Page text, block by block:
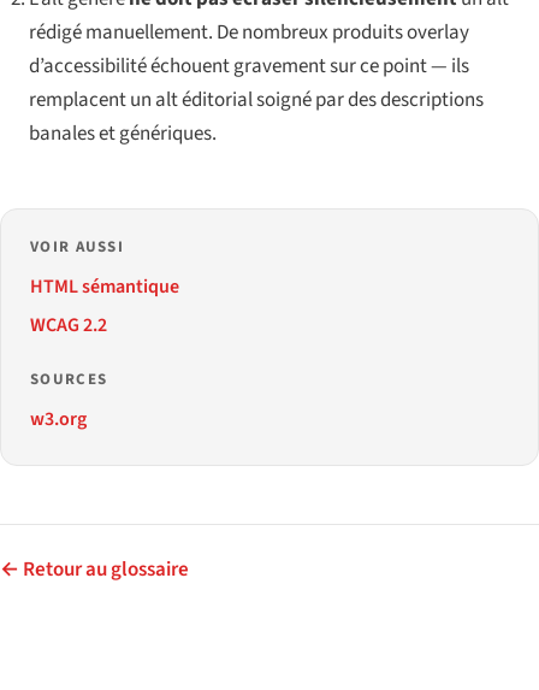
rédigé manuellement. De nombreux produits overlay
d’accessibilité échouent gravement sur ce point — ils
remplacent un alt éditorial soigné par des descriptions
banales et génériques.
VOIR AUSSI
HTML sémantique
WCAG 2.2
SOURCES
w3.org
← Retour au glossaire